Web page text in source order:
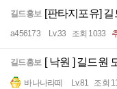
길드홍보 [판타지포유]
a456173 Lv.33 조회 1033
길드홍보 [ 낙원 ] 길드원
바나나라떼 Lv.81 조회